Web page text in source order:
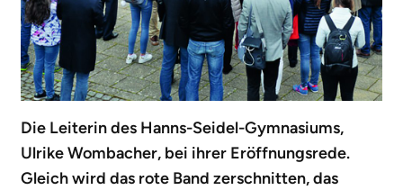
Die Leiterin des Hanns-Seidel-Gymnasiums,
Ulrike Wombacher, bei ihrer Eröffnungsrede.
Gleich wird das rote Band zerschnitten, das